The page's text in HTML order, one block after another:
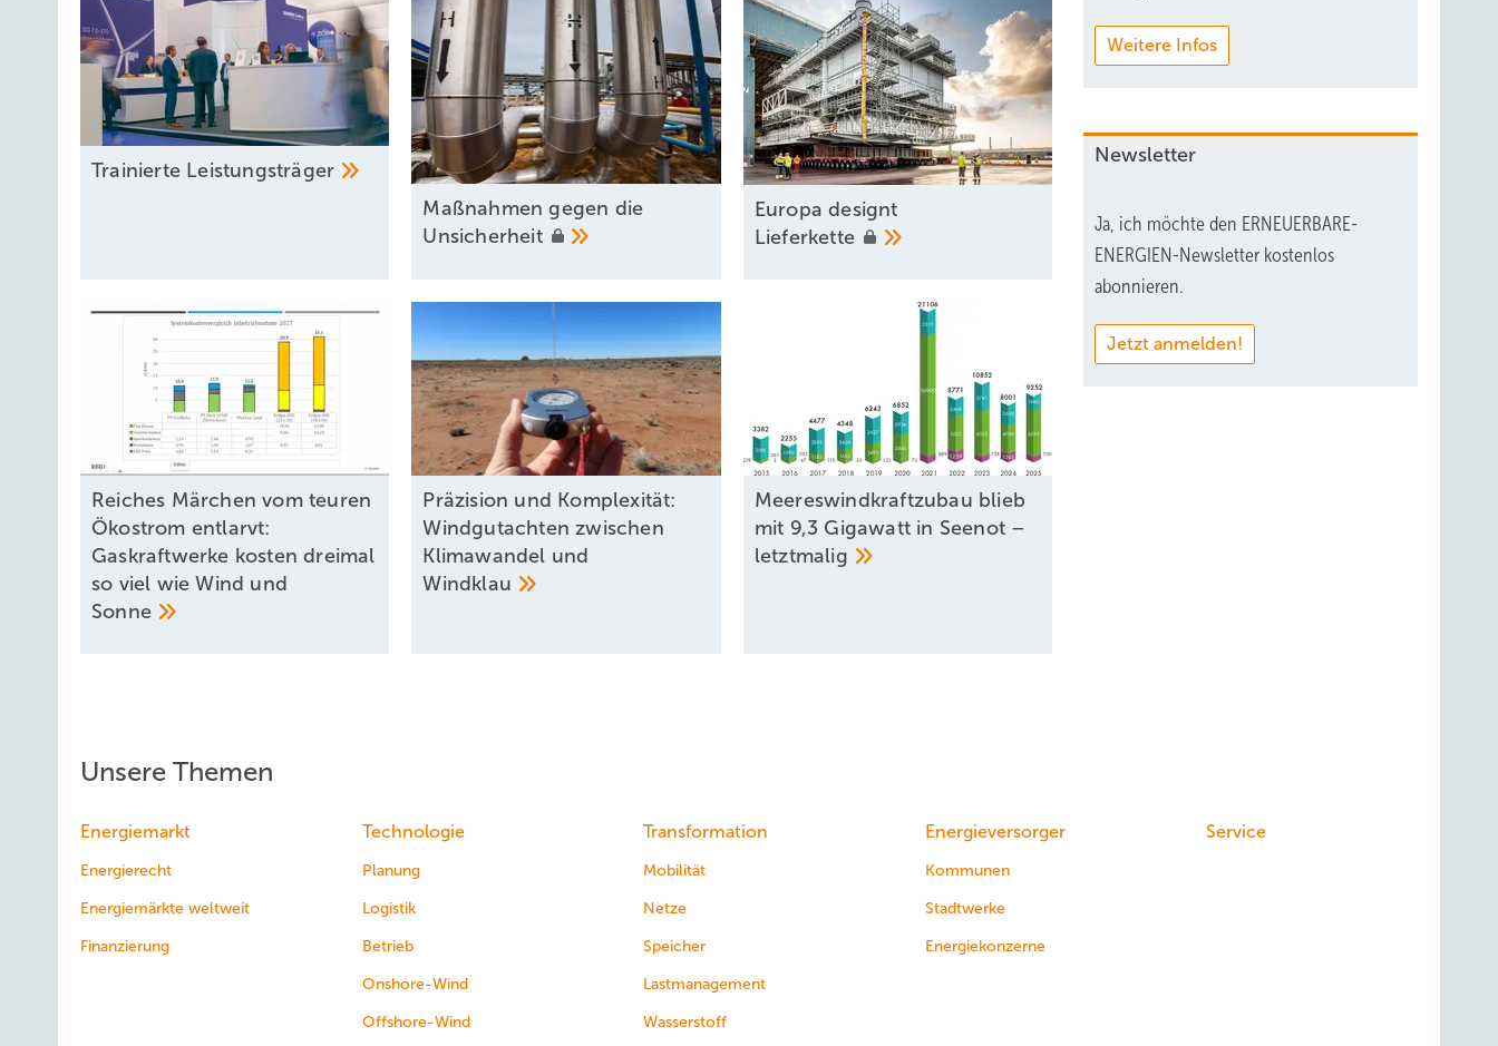
Trainierte Leistun gsträger
Maßnahmen gegen die
Unsicherheit
Europa designt
Lieferkette
Reiches Märchen vom teuren
Ökostrom entlarvt:
Gaskraftwerke kosten dreimal
so viel wie Wind und
Sonne
Präzision und Komplexität:
Windgutachten zwischen
Klimawandel und
Windklau
Meereswindkraftzubau blieb
mit 9,3 Gigawatt in Seenot –
letztmalig
Weitere Infos
Newsletter
Ja, ich möchte den ERNEUERBARE-
ENERGIEN-Newsletter kostenlos
abonnieren.
Jetzt anmelden!
Unsere Themen
Energiemarkt
Energierecht
Energiemärkte weltweit
Finanzierung
Technologie
Planung
Logistik
Betrieb
Onshore-Wind
Offshore-Wind
Transformation
Mobilität
Netze
Speicher
Lastmanagement
Wasserstoff
Energieversorger
Kommunen
Stadtwerke
Energiekonzerne
Service